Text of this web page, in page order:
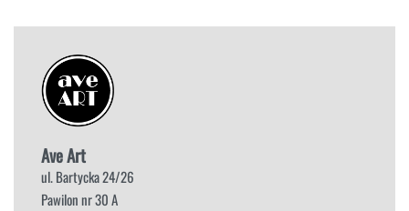
Ave Art
ul. Bartycka 24/26
Pawilon nr 30 A